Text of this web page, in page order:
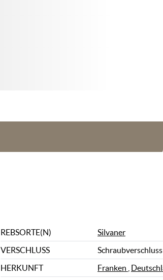
REBSORTE(N) Silvaner
VERSCHLUSS
Schraubverschluss
HERKUNFT
Franken